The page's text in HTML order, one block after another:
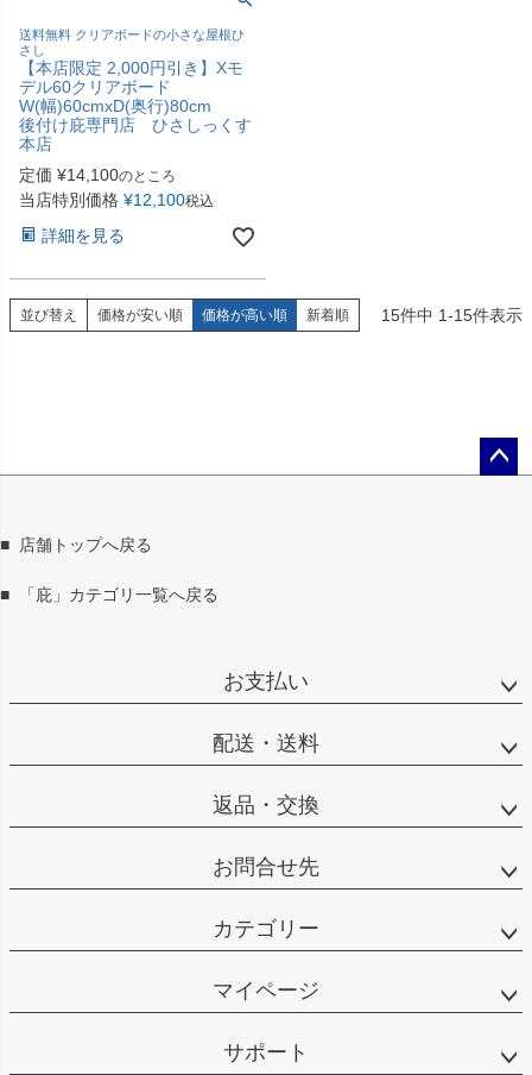
送料無料 クリアボードの小さな屋根ひ
さし
【本店限定 2,000円引き】Xモ
デル60クリアボード
W(幅)60cmxD(奥行)80cm
後付け庇専門店 ひさしっくす
本店
定価 ¥14,100のところ
当店特別価格 ¥12,100税込
詳細を見る
並び替え 価格が安い順 価格が高い順 新着順 15件中 1-15件表示
■ 店舗トップへ戻る
■ 「庇」カテゴリ一覧へ戻る
お支払い
配送・送料
返品・交換
お問合せ先
カテゴリー
マイページ
サポート